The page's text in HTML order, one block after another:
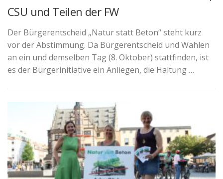
CSU und Teilen der FW
Der Bürgerentscheid „Natur statt Beton“ steht kurz
vor der Abstimmung. Da Bürgerentscheid und Wahlen
an ein und demselben Tag (8. Oktober) stattfinden, ist
es der Bürgerinitiative ein Anliegen, die Haltung …